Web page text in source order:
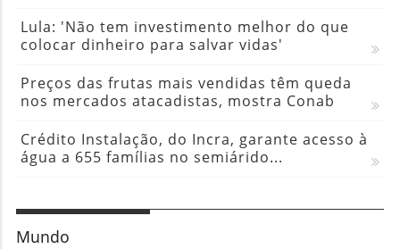
Lula: 'Não tem investimento melhor do que
colocar dinheiro para salvar vidas'
Preços das frutas mais vendidas têm queda
nos mercados atacadistas, mostra Conab
Crédito Instalação, do Incra, garante acesso à
água a 655 famílias no semiárido...
Mundo